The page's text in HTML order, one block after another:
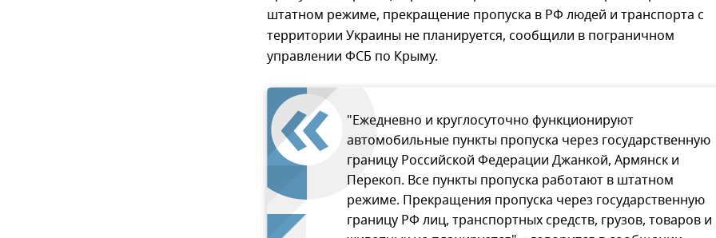
штатном режиме, прекращение пропуска в РФ людей и транспорта с
территории Украины не планируется, сообщили в пограничном
управлении ФСБ по Крыму.
"Ежедневно и круглосуточно функционируют
автомобильные пункты пропуска через государственную
границу Российской Федерации Джанкой, Армянск и
Перекоп. Все пункты пропуска работают в штатном
режиме. Прекращения пропуска через государственную
границу РФ лиц, транспортных средств, грузов, товаров и